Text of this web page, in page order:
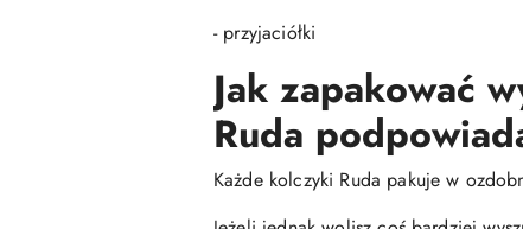
- przyjaciółki
Jak zapakować
Ruda
Każde kolczyki Ruda pakuje w